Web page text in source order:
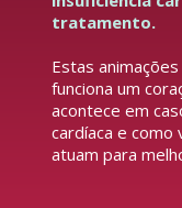
tratamento.
Estas
funciona um
acontece em
cardíaca e
atuam para